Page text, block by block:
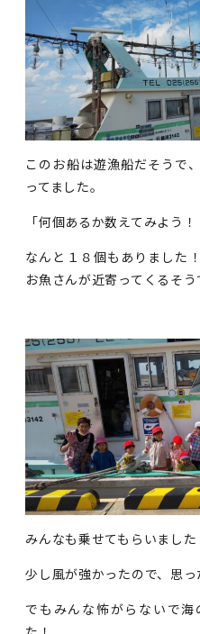
このお船は遊漁船だそうで
ってました。
「何個あるか数えてみよう！
なんと１８個もありました
お魚さんが近寄ってくるそ
みんなも乗せてもらいました
少し風が強かったので、思っ
でもみんな怖がらないで